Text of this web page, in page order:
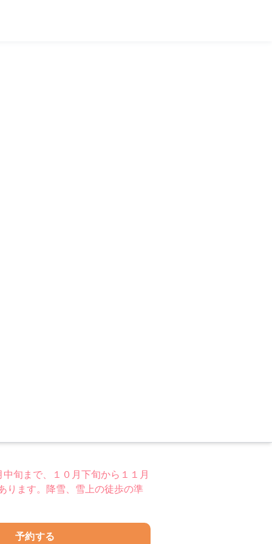
旬まで、１０月下旬から１１月
ります。降雪、雪上の徒歩の準
予約する